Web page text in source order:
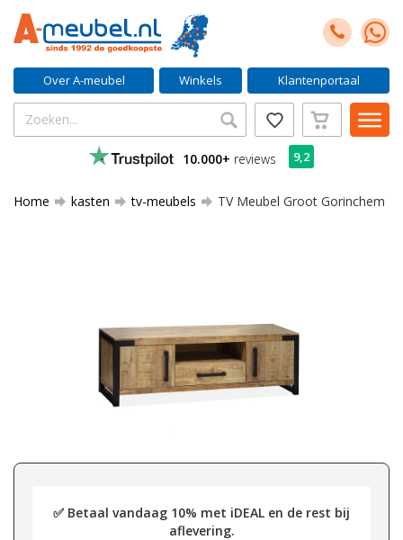
Over A-meubel Winkels Klantenportaal
10.000+ reviews 9,2
Home kasten tv-meubels TV Meubel Groot Gorinchem
✅ Betaal vandaag 10% met iDEAL en de rest bij
aflevering.